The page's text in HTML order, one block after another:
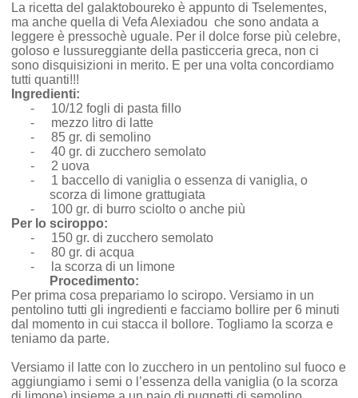
La ricetta del galaktoboureko è appunto di Tselementes,
ma anche quella di Vefa Alexiadou che sono andata a
leggere è pressochè uguale. Per il dolce forse più celebre,
goloso e lussureggiante della pasticceria greca, non ci
sono disquisizioni in merito. E per una volta concordiamo
tutti quanti!!!
Ingredienti:
-
10/12 fogli di pasta fillo
-
mezzo litro di latte
-
85 gr. di semolino
-
40 gr. di zucchero semolato
-
2 uova
-
1 baccello di vaniglia o essenza di vaniglia, o
scorza di limone grattugiata
-
100 gr. di burro sciolto o anche più
Per lo sciroppo:
-
150 gr. di zucchero semolato
-
80 gr. di acqua
-
la scorza di un limone
Procedimento:
Per prima cosa prepariamo lo sciropo. Versiamo in un
pentolino tutti gli ingredienti e facciamo bollire per 6 minuti
dal momento in cui stacca il bollore. Togliamo la scorza e
teniamo da parte.
Versiamo il latte con lo zucchero in un pentolino sul fuoco e
aggiungiamo i semi o l’essenza della vaniglia (o la scorza